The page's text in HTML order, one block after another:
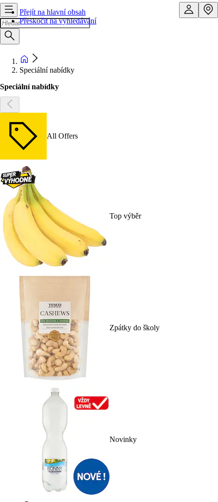
Přejít na hlavní obsah
Přeskočit na vyhledávání
Speciální nabídky
Speciální nabídky
All Offers
Top výběr
Zpátky do školy
Novinky